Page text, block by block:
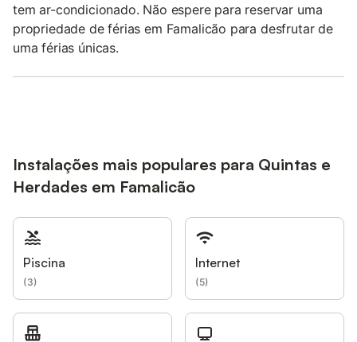
tem ar-condicionado. Não espere para reservar uma
propriedade de férias em Famalicão para desfrutar de
uma férias únicas.
Instalações mais populares para Quintas e
Herdades em Famalicão
Piscina
(3)
Internet
(5)